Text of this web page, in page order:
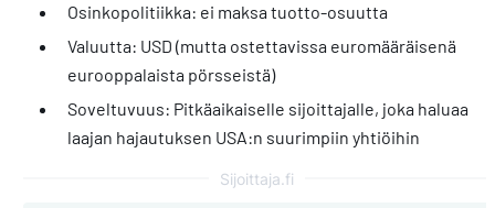
Osinkopolitiikka: ei maksa tuotto-osuutta
Valuutta: USD (mutta ostettavissa euromääräisenä
eurooppalaista pörsseistä)
Soveltuvuus: Pitkäaikaiselle sijoittajalle, joka haluaa
laajan hajautuksen USA:n suurimpiin yhtiöihin
Sijoittaja.fi